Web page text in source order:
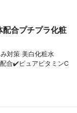
配合プチプラ化粧
対策 美白化粧水
✔️ピュアビタミンC